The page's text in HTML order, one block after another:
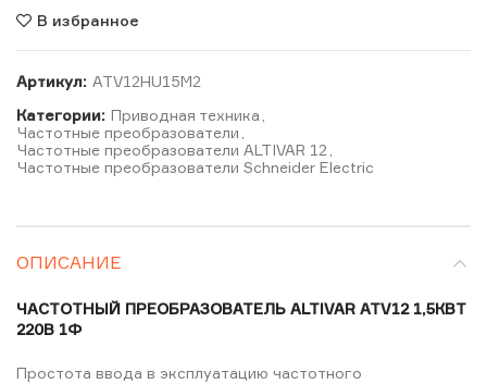
В избранное
Артикул: ATV12HU15M2
Категории: Приводная техника
Частотные преобразователи
Частотные преобразователи ALTIVAR 12
Частотные преобразователи Schneider Electric
ОПИСАНИЕ
ЧАСТОТНЫЙ ПРЕОБРАЗОВАТЕЛЬ ALTIVAR ATV12 1,5КВТ
220В 1Ф
Простота ввода в эксплуатацию частотного